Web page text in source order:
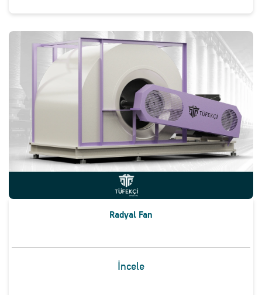
Radyal Fan
İncele